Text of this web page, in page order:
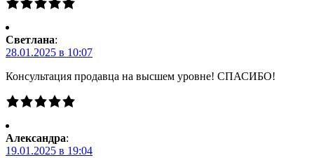
Светлана:
28.01.2025 в 10:07
Консультация продавца на высшем уровне! СПАСИБО!
Александра:
19.01.2025 в 19:04